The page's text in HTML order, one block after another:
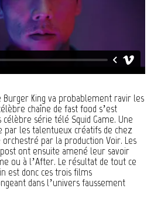
Burger King va probablement ravir les
chaîne de fast food s’est
série télé Squid Game. Une
par les talentueux créatifs de chez
par la production Voir. Les
ont ensuite amené leur savoir
ou à l’After. Le résultat de tout ce
est donc ces trois films
dans l’univers faussement